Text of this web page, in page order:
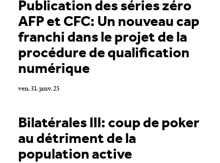
Publication des séries zéro
AFP et CFC: Un nouveau cap
franchi dans le projet de la
procédure de qualification
numérique
ven. 31. janv. 25
​​Bilatérales III: coup de poker
au détriment de la
population active​